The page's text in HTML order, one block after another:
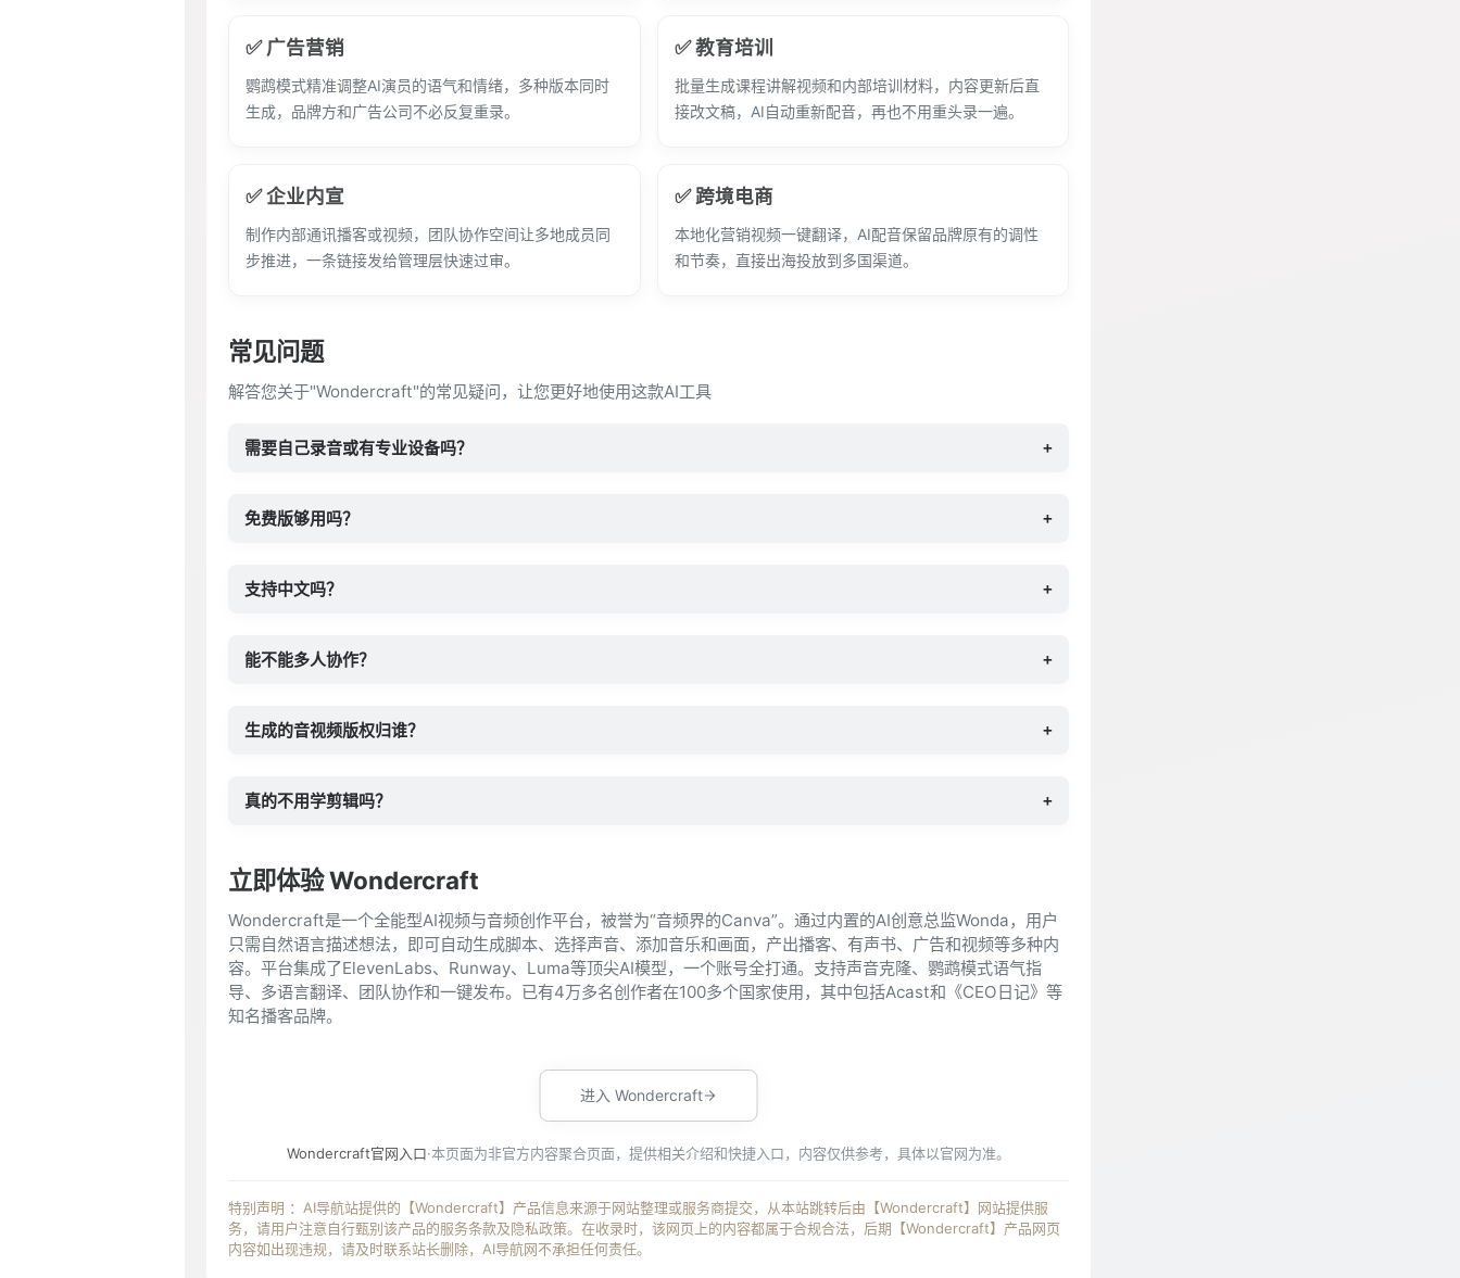
✅ 广告营销
鹦鹉模式精准调整AI演员的语气和情绪，多种版本同时
生成，品牌方和广告公司不必反复重录。
✅ 教育培训
批量生成课程讲解视频和内部培训材料，内容更新后直
接改文稿，AI自动重新配音，再也不用重头录一遍。
✅ 企业内宣
制作内部通讯播客或视频，团队协作空间让多地成员同
步推进，一条链接发给管理层快速过审。
✅ 跨境电商
本地化营销视频一键翻译，AI配音保留品牌原有的调性
和节奏，直接出海投放到多国渠道。
常见问题
解答您关于"Wondercraft"的常见疑问，让您更好地使用这款AI工具
需要自己录音或有专业设备吗？ +
免费版够用吗？ +
支持中文吗？ +
能不能多人协作？ +
生成的音视频版权归谁？ +
真的不用学剪辑吗？ +
立即体验 Wondercraft
Wondercraft是一个全能型AI视频与音频创作平台，被誉为“音频界的Canva”。通过内置的AI创意总监Wonda，用户
只需自然语言描述想法，即可自动生成脚本、选择声音、添加音乐和画面，产出播客、有声书、广告和视频等多种内
容。平台集成了ElevenLabs、Runway、Luma等顶尖AI模型，一个账号全打通。支持声音克隆、鹦鹉模式语气指
导、多语言翻译、团队协作和一键发布。已有4万多名创作者在100多个国家使用，其中包括Acast和《CEO日记》等
知名播客品牌。
进入 Wondercraft
Wondercraft官网入口·本页面为非官方内容聚合页面，提供相关介绍和快捷入口，内容仅供参考，具体以官网为准。
特别声明 ：AI导航站提供的【Wondercraft】产品信息来源于网站整理或服务商提交，从本站跳转后由【Wondercraft】网站提供服
务，请用户注意自行甄别该产品的服务条款及隐私政策。在收录时，该网页上的内容都属于合规合法，后期【Wondercraft】产品网页
内容如出现违规，请及时联系站长删除，AI导航网不承担任何责任。